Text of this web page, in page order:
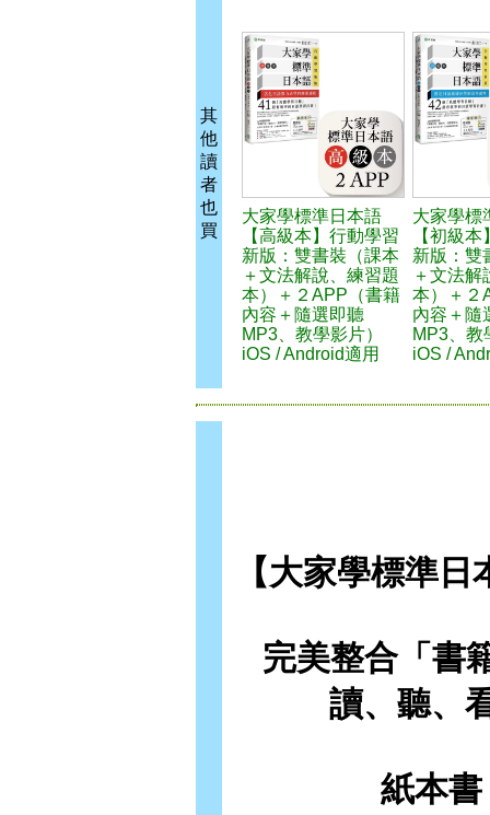
其
他
讀
者
也
買
大家學標準日本語
【高級本】行動學習
新版：雙書裝（課本
＋文法解說、練習題
本）＋２APP（書籍
內容＋隨選即聽
MP3、教學影片）
iOS / Android適用
大家學標
【初級
新版：雙
＋文法解
本）＋２
內容＋隨
MP3、教
iOS /
【大家學標準
完美整合「書
讀、聽、
紙本